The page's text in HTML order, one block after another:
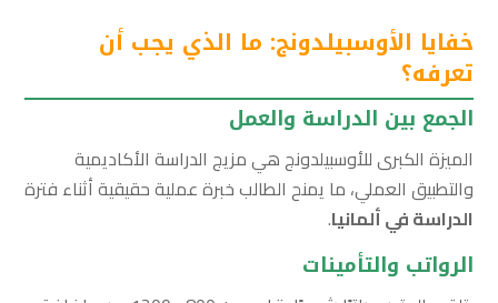
خفايا الأوسبيلدونج: ما الذي يجب أن
تعرفه؟
الجمع بين الدراسة والعمل
الميزة الكبرى للأوسبيلدونج هي مزيج الدراسة الأكاديمية
والتطبيق العملي، ما يمنح الطالب خبرة عملية حقيقية أثناء فترة
الدراسة في ألمانيا.
الرواتب والتأمينات